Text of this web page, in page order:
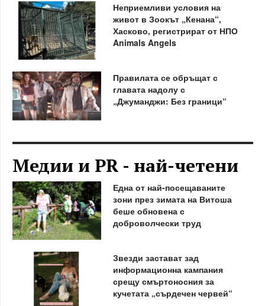
Неприемливи условия на
живот в Зоокът „Кенана“,
Хасково, регистрират от НПО
Animals Angels
Правилата се обръщат с
главата надолу с
„Джуманджи: Без граници“
Медии и PR - най-четени
Една от най-посещаваните
зони през зимата на Витоша
беше обновена с
доброволчески труд
Звезди застават зад
информационна кампания
срещу смъртоносния за
кучетата „сърдечен червей“